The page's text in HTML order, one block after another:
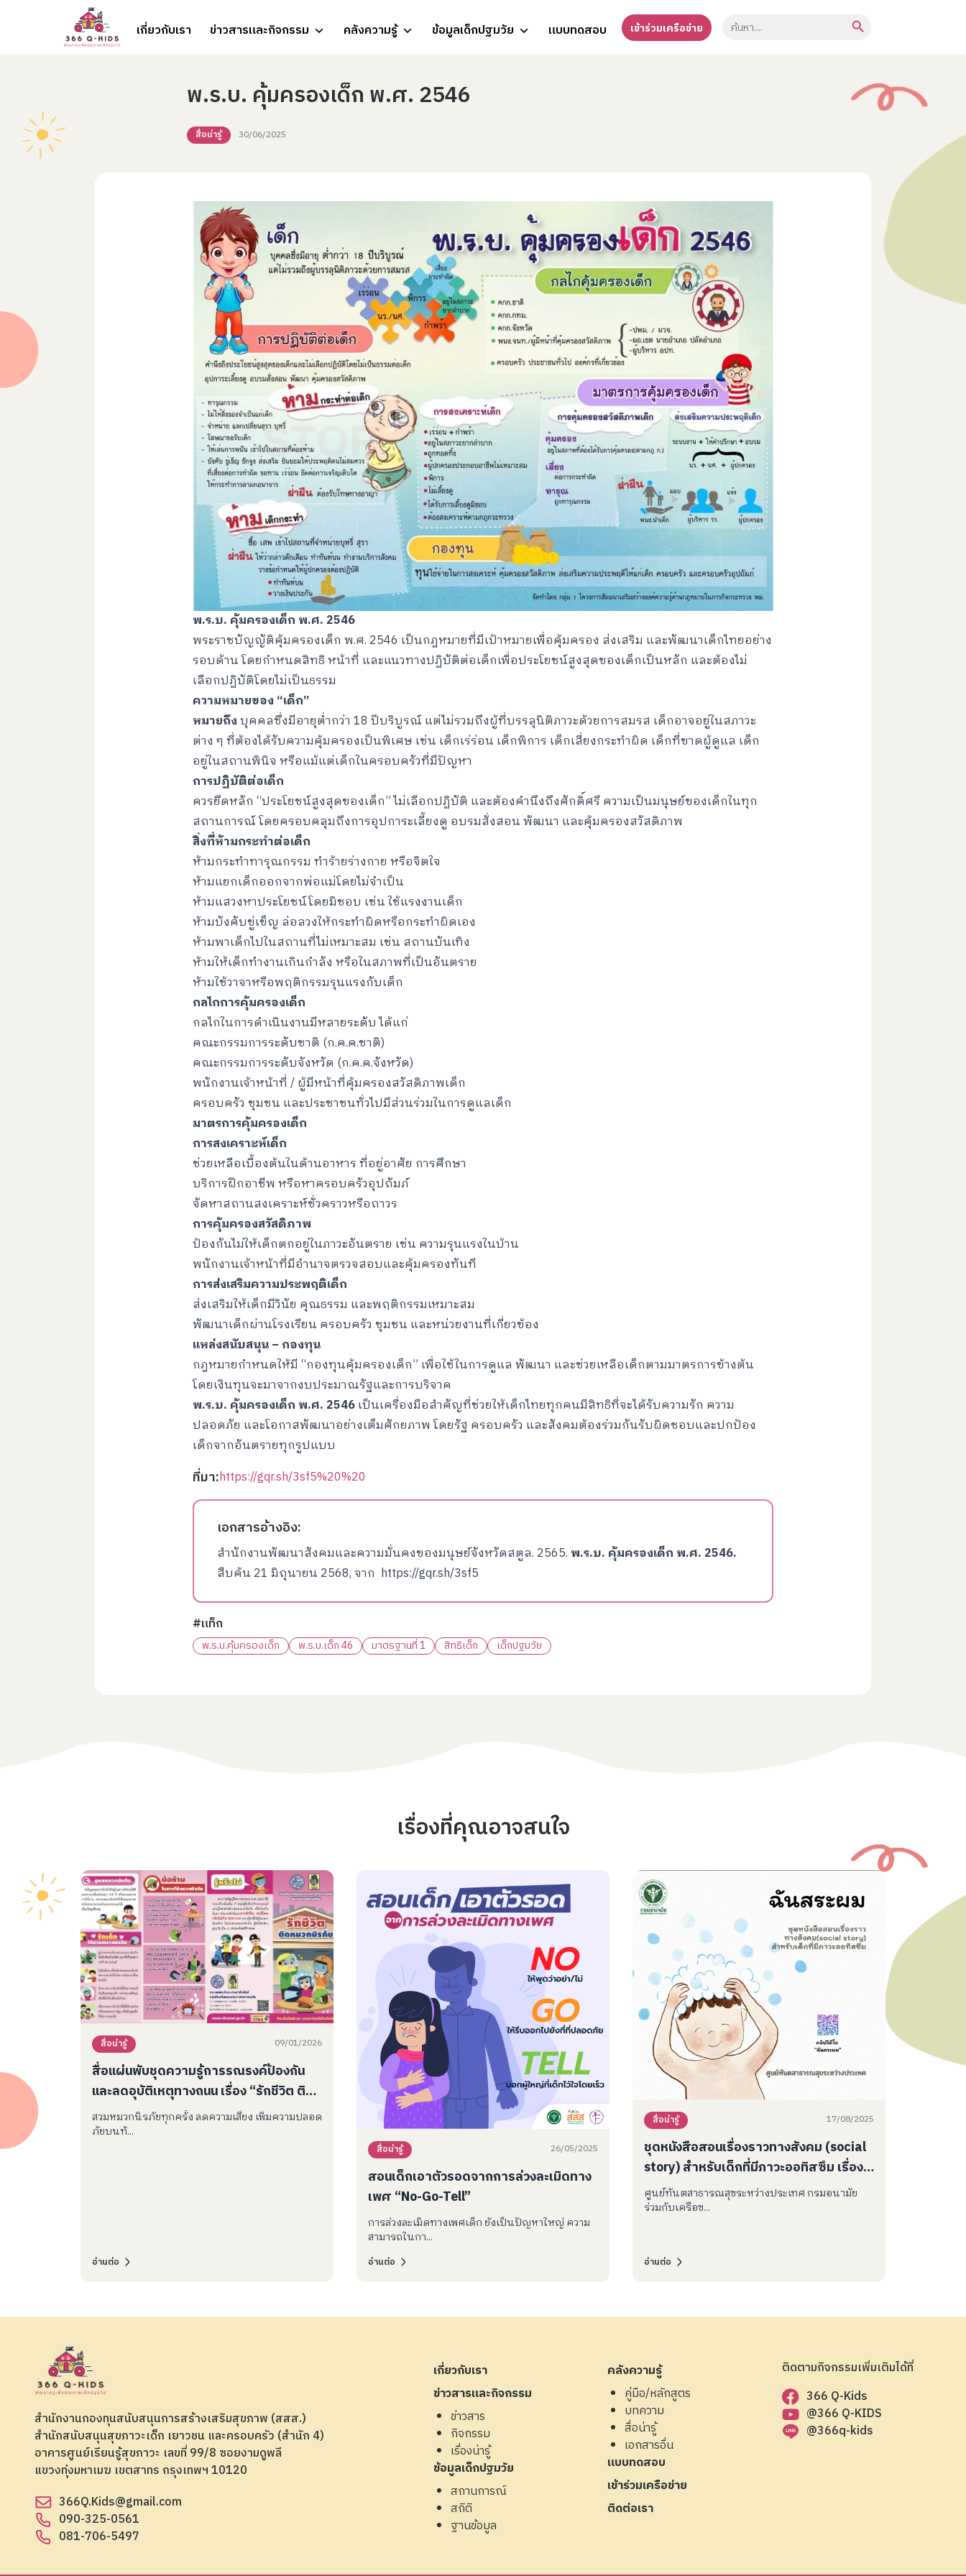
เกี่ยวกับเรา
ข่าวสารและกิจกรรม คลังความรู้ ข้อมูลเด็กปฐมวัย แบบทดสอบ เข้าร่วมเครือข่าย
Search
for:
พ.ร.บ. คุ้มครองเด็ก พ.ศ. 2546
สื่อน่ารู้ 30/06/2025
พ.ร.บ. คุ้มครองเด็ก พ.ศ. 2546
พระราชบัญญัติคุ้มครองเด็ก พ.ศ. 2546 เป็นกฎหมายที่มีเป้าหมายเพื่อคุ้มครอง ส่งเสริม และพัฒนาเด็กไทยอย่าง
รอบด้าน โดยกำหนดสิทธิ หน้าที่ และแนวทางปฏิบัติต่อเด็กเพื่อประโยชน์สูงสุดของเด็กเป็นหลัก และต้องไม่
เลือกปฏิบัติโดยไม่เป็นธรรม
ความหมายของ “เด็ก”
หมายถึงบุคคลซึ่งมีอายุต่ำกว่า 18 ปีบริบูรณ์ แต่ไม่รวมถึงผู้ที่บรรลุนิติภาวะด้วยการสมรส เด็กอาจอยู่ในสภาวะ
ต่าง ๆ ที่ต้องได้รับความคุ้มครองเป็นพิเศษ เช่น เด็กเร่ร่อน เด็กพิการ เด็กเสี่ยงกระทำผิด เด็กที่ขาดผู้ดูแล เด็ก
อยู่ในสถานพินิจ หรือแม้แต่เด็กในครอบครัวที่มีปัญหา
การปฏิบัติต่อเด็ก
ควรยึดหลัก “ประโยชน์สูงสุดของเด็ก” ไม่เลือกปฏิบัติ และต้องคำนึงถึงศักดิ์ศรี ความเป็นมนุษย์ของเด็กในทุก
สถานการณ์ โดยครอบคลุมถึงการอุปการะเลี้ยงดู อบรมสั่งสอน พัฒนา และคุ้มครองสวัสดิภาพ
สิ่งที่ห้ามกระทำต่อเด็ก
ห้ามกระทำทารุณกรรม ทำร้ายร่างกาย หรือจิตใจ
ห้ามแยกเด็กออกจากพ่อแม่โดยไม่จำเป็น
ห้ามแสวงหาประโยชน์โดยมิชอบ เช่น ใช้แรงงานเด็ก
ห้ามบังคับขู่เข็ญ ล่อลวงให้กระทำผิดหรือกระทำผิดเอง
ห้ามพาเด็กไปในสถานที่ไม่เหมาะสม เช่น สถานบันเทิง
ห้ามให้เด็กทำงานเกินกำลัง หรือในสภาพที่เป็นอันตราย
ห้ามใช้วาจาหรือพฤติกรรมรุนแรงกับเด็ก
กลไกการคุ้มครองเด็ก
กลไกในการดำเนินงานมีหลายระดับ ได้แก่
คณะกรรมการระดับชาติ (ก.ค.ค.ชาติ)
คณะกรรมการระดับจังหวัด (ก.ค.ค.จังหวัด)
พนักงานเจ้าหน้าที่ / ผู้มีหน้าที่คุ้มครองสวัสดิภาพเด็ก
ครอบครัว ชุมชน และประชาชนทั่วไปมีส่วนร่วมในการดูแลเด็ก
มาตรการคุ้มครองเด็ก
การสงเคราะห์เด็ก
ช่วยเหลือเบื้องต้นในด้านอาหาร ที่อยู่อาศัย การศึกษา
บริการฝึกอาชีพ หรือหาครอบครัวอุปถัมภ์
จัดหาสถานสงเคราะห์ชั่วคราวหรือถาวร
การคุ้มครองสวัสดิภาพ
ป้องกันไม่ให้เด็กตกอยู่ในภาวะอันตราย เช่น ความรุนแรงในบ้าน
พนักงานเจ้าหน้าที่มีอำนาจตรวจสอบและคุ้มครองทันที
การส่งเสริมความประพฤติเด็ก
ส่งเสริมให้เด็กมีวินัย คุณธรรม และพฤติกรรมเหมาะสม
พัฒนาเด็กผ่านโรงเรียน ครอบครัว ชุมชน และหน่วยงานที่เกี่ยวข้อง
แหล่งสนับสนุน – กองทุน
กฎหมายกำหนดให้มี “กองทุนคุ้มครองเด็ก” เพื่อใช้ในการดูแล พัฒนา และช่วยเหลือเด็กตามมาตรการข้างต้น
โดยเงินทุนจะมาจากงบประมาณรัฐและการบริจาค
พ.ร.บ. คุ้มครองเด็ก พ.ศ. 2546เป็นเครื่องมือสำคัญที่ช่วยให้เด็กไทยทุกคนมีสิทธิที่จะได้รับความรัก ความ
ปลอดภัย และโอกาสพัฒนาอย่างเต็มศักยภาพ โดยรัฐ ครอบครัว และสังคมต้องร่วมกันรับผิดชอบและปกป้อง
เด็กจากอันตรายทุกรูปแบบ
ที่มา:https://gqr.sh/3sf5%20%20
เอกสารอ้างอิง:
สำนักงานพัฒนาสังคมและความมั่นคงของมนุษย์จังหวัดสตูล. 2565. พ.ร.บ. คุ้มครองเด็ก พ.ศ. 2546.
สืบค้น 21 มิถุนายน 2568, จาก https://gqr.sh/3sf5
#แท็ก
พ.ร.บ.คุ้มครองเด็ก พ.ร.บ.เด็ก 46 มาตรฐานที่ 1 สิทธิเด็ก เด็กปฐมวัย
เรื่องที่คุณอาจสนใจ
สื่อน่ารู้ 09/01/2026
สื่อแผ่นพับชุดความรู้การรณรงค์ป้องกัน
และลดอุบัติเหตุทางถนน เรื่อง “รักชีวิต ติด
หมวกนิรภัย”
สวมหมวกนิรภัยทุกครั้ง ลดความเสี่ยง เพิ่มความปลอด
ภัยบนท้...
อ่านต่อ
สื่อน่ารู้ 26/05/2025
สอนเด็กเอาตัวรอดจากการล่วงละเมิดทาง
เพศ “No-Go-Tell”
การล่วงละเมิดทางเพศเด็ก ยังเป็นปัญหาใหญ่ ความ
สามารถในกา...
อ่านต่อ
สื่อน่ารู้ 17/08/2025
ชุดหนังสือสอนเรื่องราวทางสังคม (social
story) สำหรับเด็กที่มีภาวะออทิสซึม เรื่อง
“ฉันสระผม”
ศูนย์ทันตสาธารณสุขระหว่างประเทศ กรมอนามัย
ร่วมกับเครือข...
อ่านต่อ
สำนักงานกองทุนสนับสนุนการสร้างเสริมสุขภาพ (สสส.)
สำนักสนับสนุนสุขภาวะเด็ก เยาวชน และครอบครัว (สำนัก 4)
อาคารศูนย์เรียนรู้สุขภาวะ เลขที่ 99/8 ซอยงามดูพลี
แขวงทุ่งมหาเมฆ เขตสาทร กรุงเทพฯ 10120
366Q.Kids@gmail.com
090-325-0561
081-706-5497
เกี่ยวกับเรา
ข่าวสารและกิจกรรม
ข่าวสาร
กิจกรรม
เรื่องน่ารู้
ข้อมูลเด็กปฐมวัย
สถานการณ์
สถิติ
ฐานข้อมูล
คลังความรู้
คู่มือ/หลักสูตร
บทความ
สื่อน่ารู้
เอกสารอื่น
แบบทดสอบ
เข้าร่วมเครือข่าย
ติดต่อเรา
ติดตามกิจกรรมเพิ่มเติมได้ที่
366 Q-Kids
@366 Q-KIDS
@366q-kids